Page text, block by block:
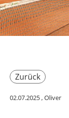
Zurück
02.07.2025, Oliver